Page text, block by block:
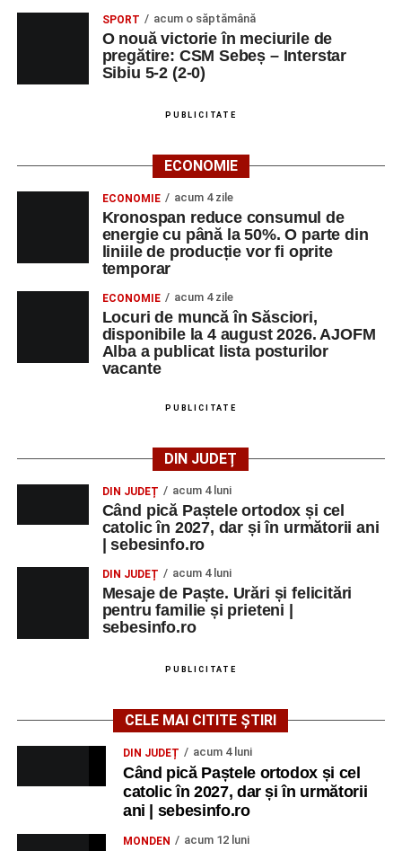
SPORT acum o săptămână
O nouă victorie în meciurile de
pregătire: CSM Sebeș – Interstar
Sibiu 5-2 (2-0)
PUBLICITATE
ECONOMIE
ECONOMIE acum 4 zile
Kronospan reduce consumul de
energie cu până la 50%. O parte din
liniile de producție vor fi oprite
temporar
ECONOMIE acum 4 zile
Locuri de muncă în Săsciori,
disponibile la 4 august 2026. AJOFM
Alba a publicat lista posturilor
vacante
PUBLICITATE
DIN JUDEȚ
DIN JUDEȚ acum 4 luni
Când pică Paștele ortodox și cel
catolic în 2027, dar și în următorii ani
| sebesinfo.ro
DIN JUDEȚ acum 4 luni
Mesaje de Paște. Urări și felicitări
pentru familie și prieteni |
sebesinfo.ro
PUBLICITATE
CELE MAI CITITE ȘTIRI
DIN JUDEȚ acum 4 luni
Când pică Paștele ortodox și cel
catolic în 2027, dar și în următorii
ani | sebesinfo.ro
MONDEN acum 12 luni